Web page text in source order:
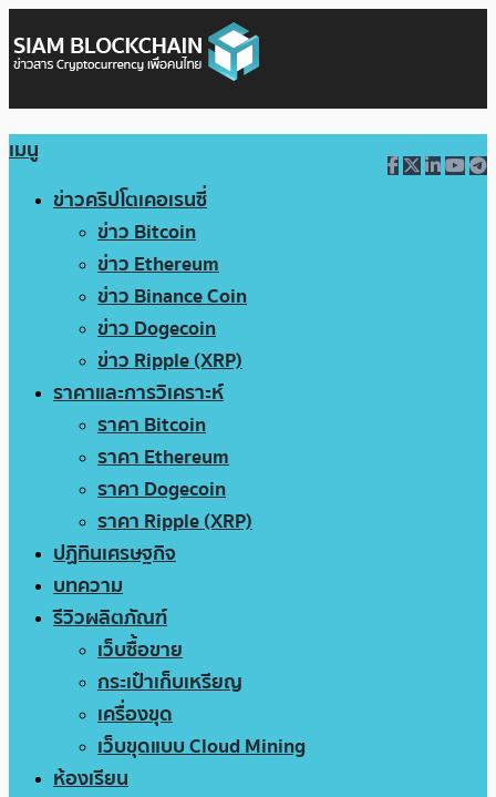
เมนู
ข่าวคริปโตเคอเรนซี่
ข่าว Bitcoin
ข่าว Ethereum
ข่าว Binance Coin
ข่าว Dogecoin
ข่าว Ripple (XRP)
ราคาและการวิเคราะห์
ราคา Bitcoin
ราคา Ethereum
ราคา Dogecoin
ราคา Ripple (XRP)
ปฏิทินเศรษฐกิจ
บทความ
รีวิวผลิตภัณฑ์
เว็บซื้อขาย
กระเป๋าเก็บเหรียญ
เครื่องขุด
เว็บขุดแบบ Cloud Mining
ห้องเรียน